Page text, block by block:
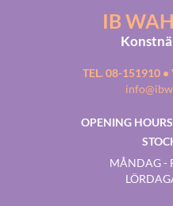
IB
TEL. 08-151910
OPENING
MÅNDAG -